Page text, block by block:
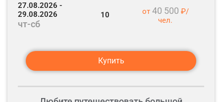
27.08.2026 -
29.08.2026
чт-сб
10 от 40 500 ₽/
чел.
Купить